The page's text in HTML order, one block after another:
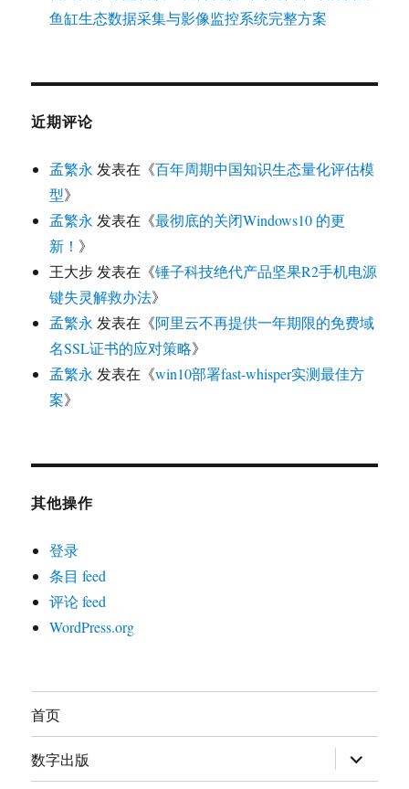
鱼缸生态数据采集与影像监控系统完整方案
近期评论
孟繁永 发表在《百年周期中国知识生态量化评估模
型》
孟繁永 发表在《最彻底的关闭Windows10 的更
新！ 》
王大步 发表在《锤子科技绝代产品坚果R2手机电源
键失灵解救办法》
孟繁永 发表在《阿里云不再提供一年期限的免费域
名SSL证书的应对策略》
孟繁永 发表在《win10部署fast-whisper实测最佳方
案》
其他操作
登录
条目 feed
评论 feed
WordPress.org
首页
数字出版 展
开
子